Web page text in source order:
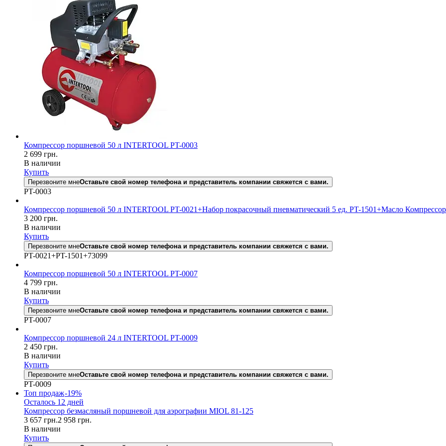
Компрессор поршневой 50 л INTERTOOL PT-0003
2 699 грн.
В наличии
Купить
Перезвоните мнеОставьте свой номер телефона и представитель компании свяжется с вами.
PT-0003
Компрессор поршневой 50 л INTERTOOL PT-0021+Набор покрасочный пневматический 5 ед. PT-1501+Масло
3 200 грн.
В наличии
Купить
Перезвоните мнеОставьте свой номер телефона и представитель компании свяжется с вами.
PT-0021+PT-1501+73099
Компрессор поршневой 50 л INTERTOOL PT-0007
4 799 грн.
В наличии
Купить
Перезвоните мнеОставьте свой номер телефона и представитель компании свяжется с вами.
PT-0007
Компрессор поршневой 24 л INTERTOOL PT-0009
2 450 грн.
В наличии
Купить
Перезвоните мнеОставьте свой номер телефона и представитель компании свяжется с вами.
PT-0009
Топ продаж-19%
Осталось 12 дней
Компрессор безмасляный поршневой для аэрографии MIOL 81-125
3 657 грн.2 958 грн.
В наличии
Купить